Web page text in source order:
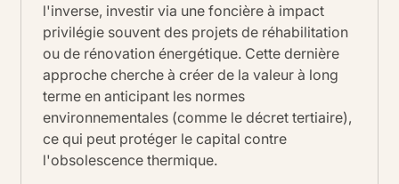
l'inverse, investir via une foncière à impact
privilégie souvent des projets de réhabilitation
ou de rénovation énergétique. Cette dernière
approche cherche à créer de la valeur à long
terme en anticipant les normes
environnementales (comme le décret tertiaire),
ce qui peut protéger le capital contre
l'obsolescence thermique.